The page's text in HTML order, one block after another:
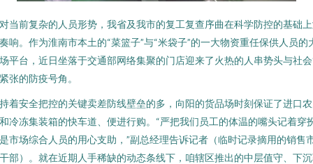
当前复杂的人员形势，我省及我市的复工复查序曲在科学防控的基础
响。作为淮南市本土的“菜篮子”与“米袋子”的一大物资重任保供人员的
平台，近日坐落于交通部网络集聚的门店迎来了火热的人串势头与社
张的防疫号角。
着安全把控的关键卖差防线壁垒的多，向阳的货品场时刻保证了进口
冷冻集装箱的快车道、便进行购。“严把我们员工的体温的嘴头记着穿
市场综合人员的用心支助，”副总经理告诉记者（临时记录摘用的销售
部）。就在近期人手稀缺的动态条线下，咱辖区推出的中层值守、下